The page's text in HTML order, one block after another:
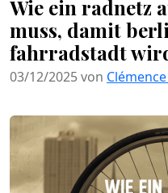
Wie ein radnetz
muss, damit
fahrradstadt
03/12/2025 von